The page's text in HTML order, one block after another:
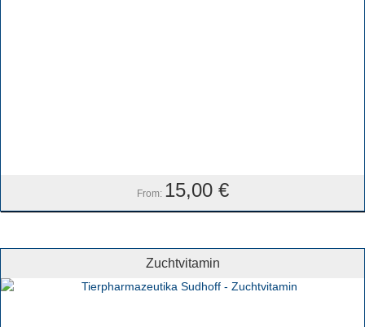
From: 15,00 €
Zuchtvitamin